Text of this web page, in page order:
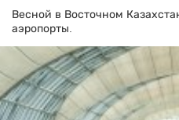
Весной в Восточном
аэропорты.